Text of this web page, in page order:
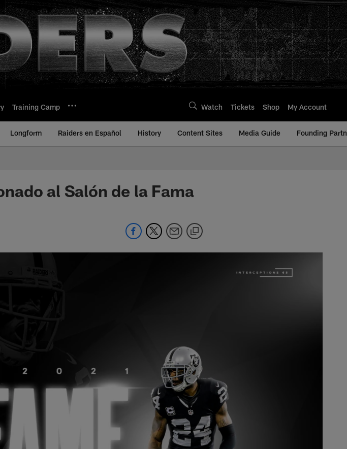
Training Camp Watch Tickets Shop My Account
Longform Raiders en Español History Content Sites Media Guide Founding
al Salón de la Fama